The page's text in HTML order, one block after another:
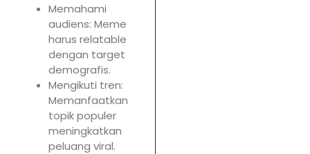
Memahami
audiens: Meme
harus relatable
dengan target
demografis.
Mengikuti tren:
Memanfaatkan
topik populer
meningkatkan
peluang viral.